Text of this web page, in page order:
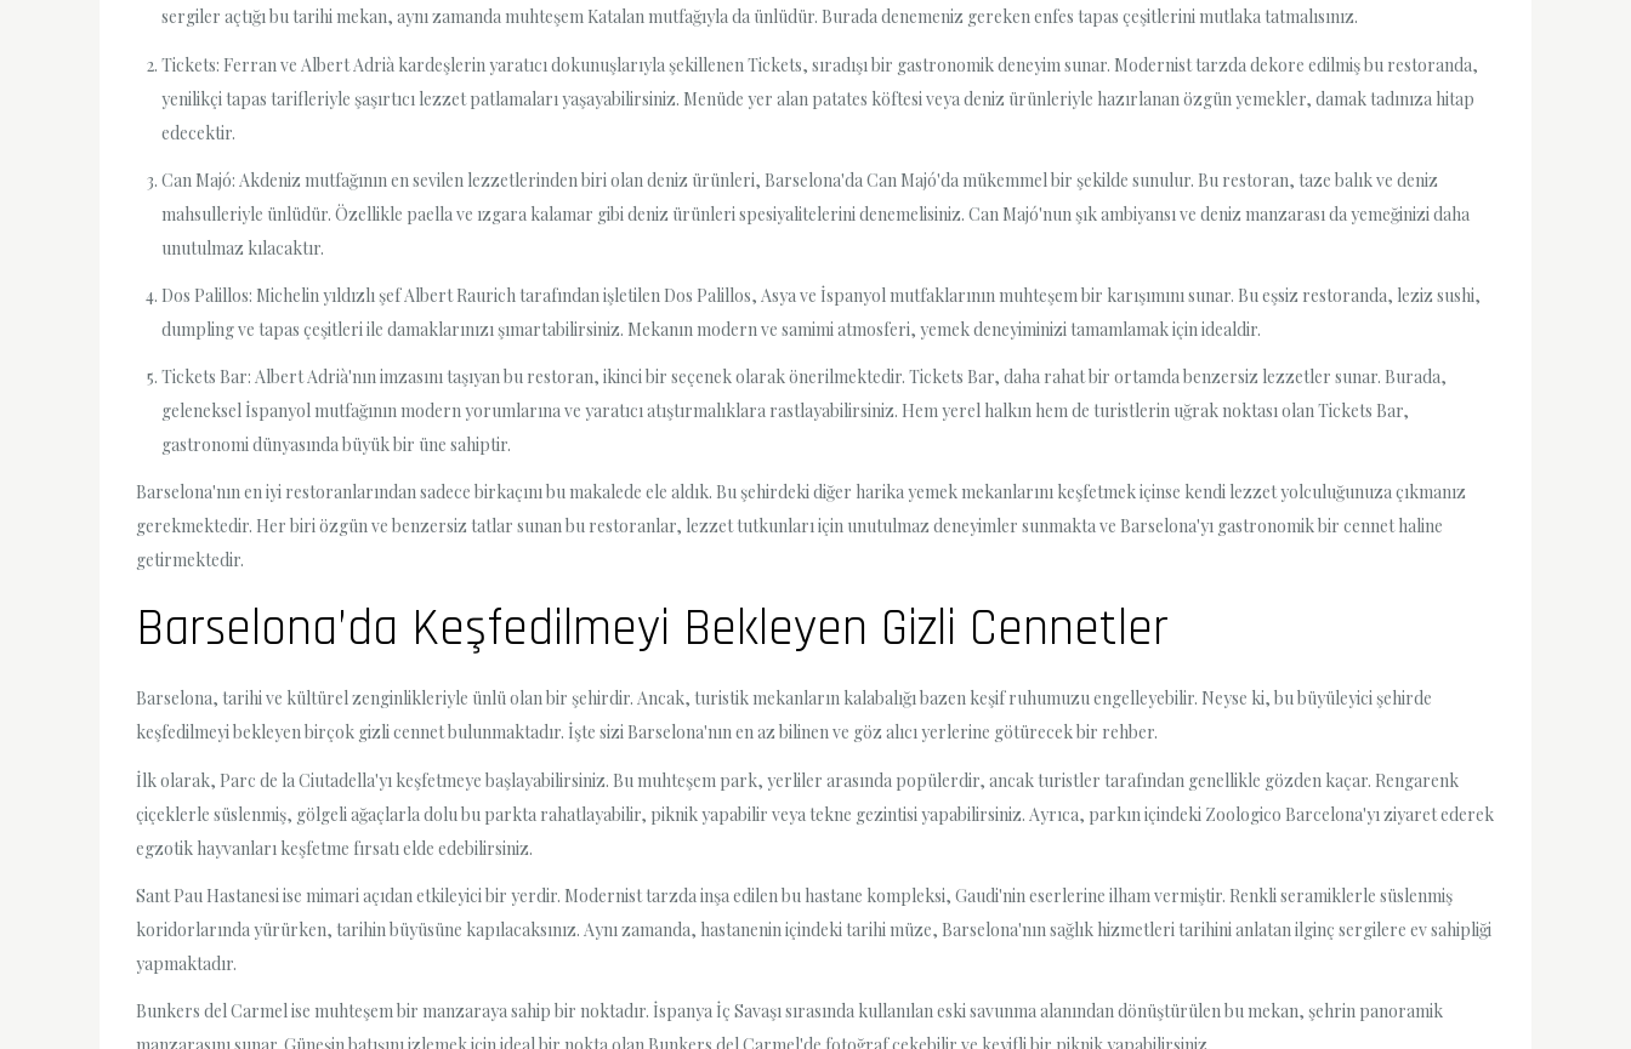
sergiler açtığı bu tarihi mekan, aynı zamanda muhteşem Katalan mutfağıyla da ünlüdür. Burada denemeniz gereken enfes tapas çeşitlerini mutlaka tatmalısınız.
Tickets: Ferran ve Albert Adrià kardeşlerin yaratıcı dokunuşlarıyla şekillenen Tickets, sıradışı bir gastronomik deneyim sunar. Modernist tarzda dekore edilmiş bu restoranda,
yenilikçi tapas tarifleriyle şaşırtıcı lezzet patlamaları yaşayabilirsiniz. Menüde yer alan patates köftesi veya deniz ürünleriyle hazırlanan özgün yemekler, damak tadınıza hitap
edecektir.
Can Majó: Akdeniz mutfağının en sevilen lezzetlerinden biri olan deniz ürünleri, Barselona'da Can Majó'da mükemmel bir şekilde sunulur. Bu restoran, taze balık ve deniz
mahsulleriyle ünlüdür. Özellikle paella ve ızgara kalamar gibi deniz ürünleri spesiyalitelerini denemelisiniz. Can Majó'nun şık ambiyansı ve deniz manzarası da yemeğinizi daha
unutulmaz kılacaktır.
Dos Palillos: Michelin yıldızlı şef Albert Raurich tarafından işletilen Dos Palillos, Asya ve İspanyol mutfaklarının muhteşem bir karışımını sunar. Bu eşsiz restoranda, leziz sushi,
dumpling ve tapas çeşitleri ile damaklarınızı şımartabilirsiniz. Mekanın modern ve samimi atmosferi, yemek deneyiminizi tamamlamak için idealdir.
Tickets Bar: Albert Adrià'nın imzasını taşıyan bu restoran, ikinci bir seçenek olarak önerilmektedir. Tickets Bar, daha rahat bir ortamda benzersiz lezzetler sunar. Burada,
geleneksel İspanyol mutfağının modern yorumlarına ve yaratıcı atıştırmalıklara rastlayabilirsiniz. Hem yerel halkın hem de turistlerin uğrak noktası olan Tickets Bar,
gastronomi dünyasında büyük bir üne sahiptir.
Barselona'nın en iyi restoranlarından sadece birkaçını bu makalede ele aldık. Bu şehirdeki diğer harika yemek mekanlarını keşfetmek içinse kendi lezzet yolculuğunuza çıkmanız
gerekmektedir. Her biri özgün ve benzersiz tatlar sunan bu restoranlar, lezzet tutkunları için unutulmaz deneyimler sunmakta ve Barselona'yı gastronomik bir cennet haline
getirmektedir.
Barselona’da Keşfedilmeyi Bekleyen Gizli Cennetler
Barselona, tarihi ve kültürel zenginlikleriyle ünlü olan bir şehirdir. Ancak, turistik mekanların kalabalığı bazen keşif ruhumuzu engelleyebilir. Neyse ki, bu büyüleyici şehirde
keşfedilmeyi bekleyen birçok gizli cennet bulunmaktadır. İşte sizi Barselona'nın en az bilinen ve göz alıcı yerlerine götürecek bir rehber.
İlk olarak, Parc de la Ciutadella'yı keşfetmeye başlayabilirsiniz. Bu muhteşem park, yerliler arasında popülerdir, ancak turistler tarafından genellikle gözden kaçar. Rengarenk
çiçeklerle süslenmiş, gölgeli ağaçlarla dolu bu parkta rahatlayabilir, piknik yapabilir veya tekne gezintisi yapabilirsiniz. Ayrıca, parkın içindeki Zoologico Barcelona'yı ziyaret ederek
egzotik hayvanları keşfetme fırsatı elde edebilirsiniz.
Sant Pau Hastanesi ise mimari açıdan etkileyici bir yerdir. Modernist tarzda inşa edilen bu hastane kompleksi, Gaudi'nin eserlerine ilham vermiştir. Renkli seramiklerle süslenmiş
koridorlarında yürürken, tarihin büyüsüne kapılacaksınız. Aynı zamanda, hastanenin içindeki tarihi müze, Barselona'nın sağlık hizmetleri tarihini anlatan ilginç sergilere ev sahipliği
yapmaktadır.
Bunkers del Carmel ise muhteşem bir manzaraya sahip bir noktadır. İspanya İç Savaşı sırasında kullanılan eski savunma alanından dönüştürülen bu mekan, şehrin panoramik